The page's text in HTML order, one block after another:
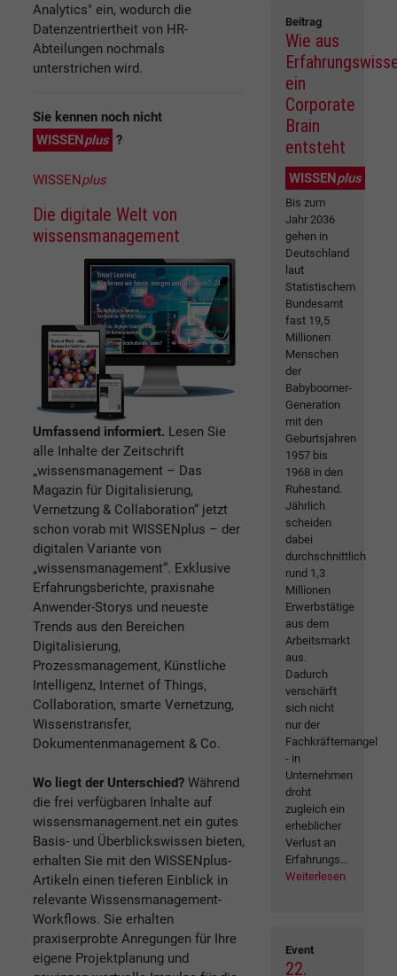
Analytics" ein, wodurch die
Datenzentriertheit von HR-
Abteilungen nochmals
unterstrichen wird.
Sie kennen noch nicht
WISSENplus ?
WISSENplus
Die digitale Welt von
wissensmanagement
Umfassend informiert. Lesen Sie
alle Inhalte der Zeitschrift
„wissensmanagement – Das
Magazin für Digitalisierung,
Vernetzung & Collaboration“ jetzt
schon vorab mit WISSENplus – der
digitalen Variante von
„wissensmanagement“. Exklusive
Erfahrungsberichte, praxisnahe
Anwender-Storys und neueste
Trends aus den Bereichen
Digitalisierung,
Prozessmanagement, Künstliche
Intelligenz, Internet of Things,
Collaboration, smarte Vernetzung,
Wissenstransfer,
Dokumentenmanagement & Co.
Wo liegt der Unterschied? Während
die frei verfügbaren Inhalte auf
wissensmanagement.net ein gutes
Basis- und Überblickswissen bieten,
erhalten Sie mit den WISSENplus-
Artikeln einen tieferen Einblick in
relevante Wissensmanagement-
Workflows. Sie erhalten
praxiserprobte Anregungen für Ihre
eigene Projektplanung und
Beitrag
Wie aus
ein
Corporate
Brain
entsteht
WISSENplus
Bis zum
Jahr 2036
gehen in
Deutschland
laut
Statistischem
Bundesamt
fast 19,5
Millionen
Menschen
der
Babyboomer-
Generation
mit den
Geburtsjahren
1957 bis
1968 in den
Ruhestand.
Jährlich
scheiden
dabei
durchschnittlich
rund 1,3
Millionen
Erwerbstätige
aus dem
Arbeitsmarkt
aus.
Dadurch
verschärft
sich nicht
nur der
Fachkräftemangel
- in
Unternehmen
droht
zugleich ein
erheblicher
Verlust an
Erfahrungs...
Weiterlesen
Event
22.